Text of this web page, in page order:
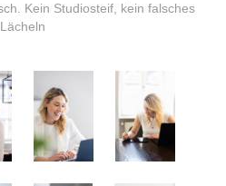
Kein Studiosteif, kein falsches
Lächeln